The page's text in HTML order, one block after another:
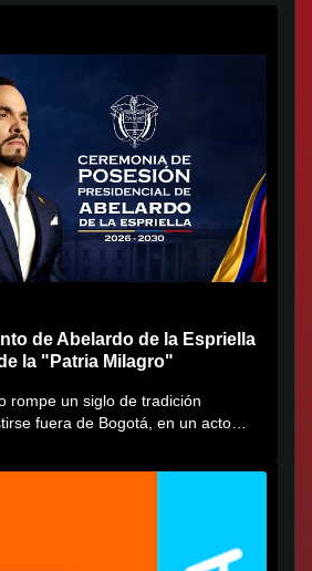
de Abelardo de la Espriella
la "Patria Milagro"
rompe un siglo de tradición
fuera de Bogotá, en un acto